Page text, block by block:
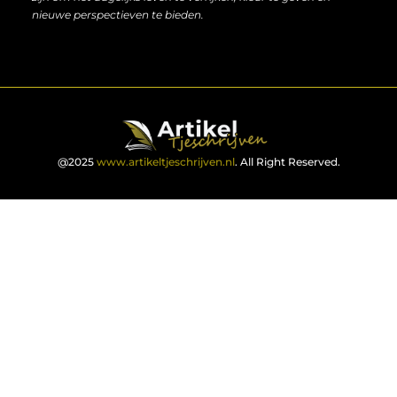
nieuwe perspectieven te bieden.
@2025 www.artikeltjeschrijven.nl. All Right Reserved.